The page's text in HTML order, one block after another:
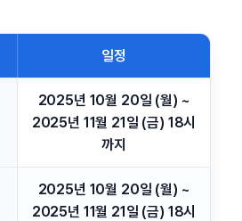
일정
2025년 10월 20일 (월) ~
2025년 11월 21일 (금) 18시
까지
2025년 10월 20일 (월) ~
2025년 11월 21일 (금) 18시